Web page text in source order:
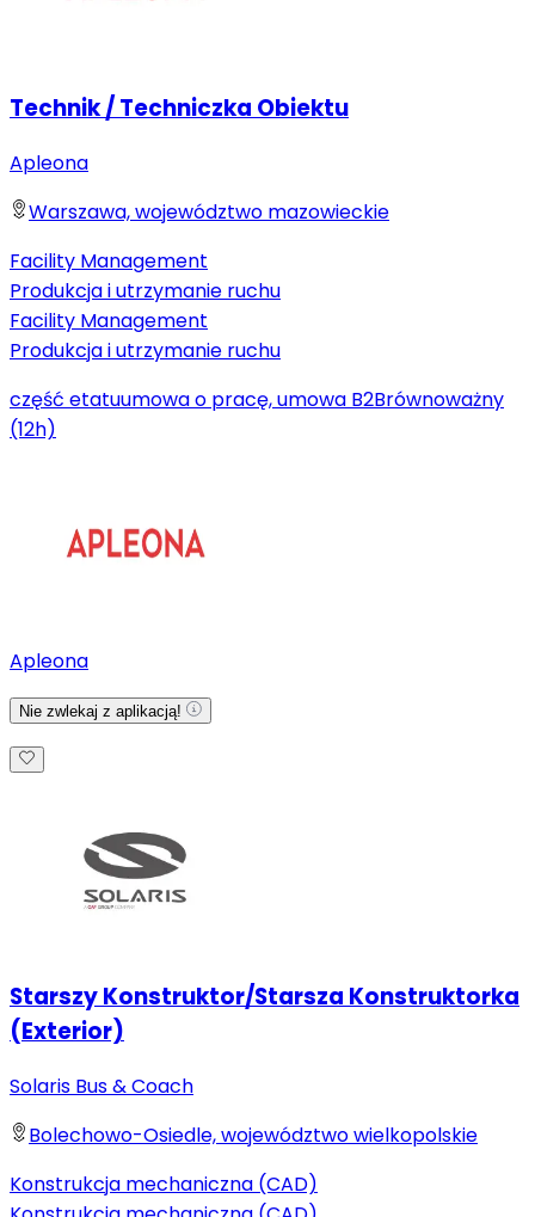
Technik / Techniczka Obiektu
Apleona
Warszawa, województwo mazowieckie
Facility Management
Produkcja i utrzymanie ruchu
Facility Management
Produkcja i utrzymanie ruchu
część etatuumowa o pracę, umowa B2Brównoważny
(12h)
Apleona
Nie zwlekaj z aplikacją!
Starszy Konstruktor/Starsza Konstruktorka
(Exterior)
Solaris Bus & Coach
Bolechowo-Osiedle, województwo wielkopolskie
Konstrukcja mechaniczna (CAD)